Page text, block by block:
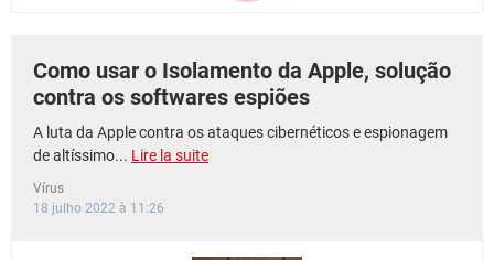
Como usar o Isolamento da Apple, solução
contra os softwares espiões
A luta da Apple contra os ataques cibernéticos e espionagem
de altíssimo... Lire la suite
Vírus
18 julho 2022 à 11:26